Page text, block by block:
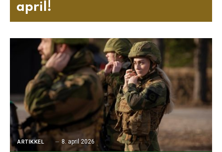
april!
ARTIKKEL 8. april 2026